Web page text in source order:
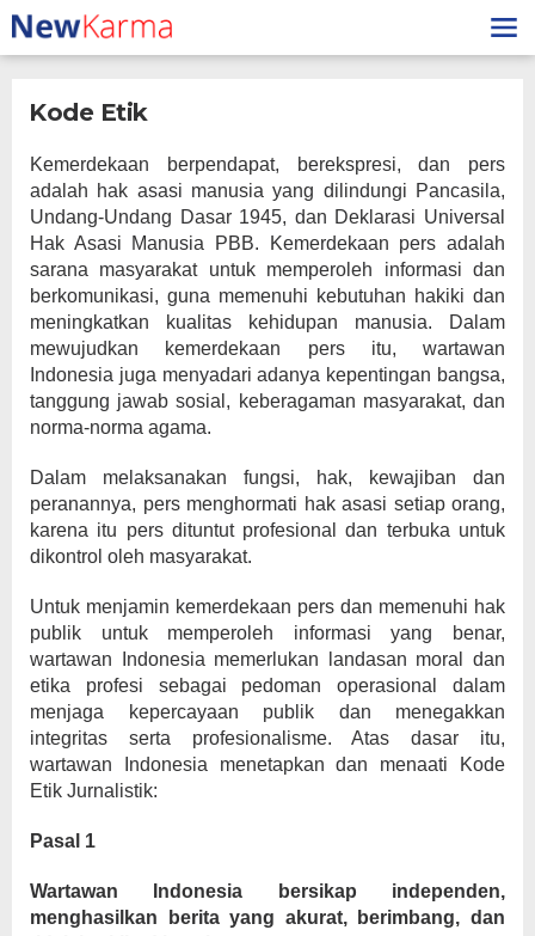
Lewati
ke
konten
Kode Etik
|
Oktober
2020
Oleh
Redaksi@andalasupdate
Kemerdekaan berpendapat, berekspresi, dan pers
adalah hak asasi manusia yang dilindungi Pancasila,
Undang-Undang Dasar 1945, dan Deklarasi Universal
Hak Asasi Manusia PBB. Kemerdekaan pers adalah
sarana masyarakat untuk memperoleh informasi dan
berkomunikasi, guna memenuhi kebutuhan hakiki dan
meningkatkan kualitas kehidupan manusia. Dalam
mewujudkan kemerdekaan pers itu, wartawan
Indonesia juga menyadari adanya kepentingan bangsa,
tanggung jawab sosial, keberagaman masyarakat, dan
norma-norma agama.
Dalam melaksanakan fungsi, hak, kewajiban dan
peranannya, pers menghormati hak asasi setiap orang,
karena itu pers dituntut profesional dan terbuka untuk
dikontrol oleh masyarakat.
Untuk menjamin kemerdekaan pers dan memenuhi hak
publik untuk memperoleh informasi yang benar,
wartawan Indonesia memerlukan landasan moral dan
etika profesi sebagai pedoman operasional dalam
menjaga kepercayaan publik dan menegakkan
integritas serta profesionalisme. Atas dasar itu,
wartawan Indonesia menetapkan dan menaati Kode
Etik Jurnalistik:
Pasal 1
Wartawan Indonesia bersikap independen,
menghasilkan berita yang akurat, berimbang, dan